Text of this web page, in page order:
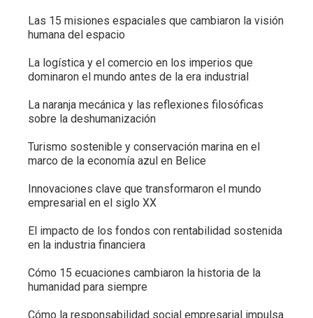
Las 15 misiones espaciales que cambiaron la visión
humana del espacio
La logística y el comercio en los imperios que
dominaron el mundo antes de la era industrial
La naranja mecánica y las reflexiones filosóficas
sobre la deshumanización
Turismo sostenible y conservación marina en el
marco de la economía azul en Belice
Innovaciones clave que transformaron el mundo
empresarial en el siglo XX
El impacto de los fondos con rentabilidad sostenida
en la industria financiera
Cómo 15 ecuaciones cambiaron la historia de la
humanidad para siempre
Cómo la responsabilidad social empresarial impulsa